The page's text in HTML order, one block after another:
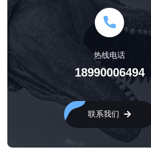
热线电话
18990006494
联系我们